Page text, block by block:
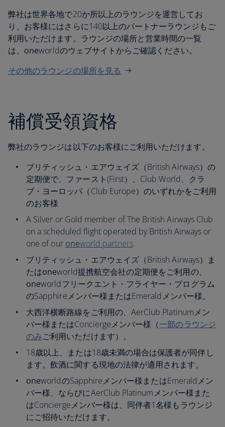
弊社は世界各地で20か所以上のラウンジを運営してお
り、お客様にはさらに140以上のパートナーラウンジもご
利用いただけます。ラウンジの場所と営業時間の一覧
は、 oneworldのウェブサイトからご確認ください。
その他のラウンジの場所を見る
補償受領資格
弊社のラウンジは以下のお客様にご利用いただけます。
ブリティッシュ・エアウェイズ（British Airways）の
定期便で、ファースト(First）、Club World、クラ
ブ・ヨーロッパ（Club Europe）のいずれかをご利用
のお客様
A Silver or Gold member of The British Airways Club
on a scheduled flight operated by British Airways or
one of our oneworld partners.
ブリティッシュ・エアウェイズ（British Airways）ま
たはoneworld提携航空会社の定期便をご利用の、
oneworldフリークエント・フライヤー・プログラム
のSapphireメンバー様またはEmeraldメンバー様。
大西洋横断路線をご利用の、AerClub Platinumメン
バー様またはConciergeメンバー様（一部のラウンジ
のみご利用いただけます）。
18歳以上、または18歳未満の場合は保護者が同伴し
ます。飲酒に関する現地の法律が適用されます。
oneworldのSapphireメンバー様またはEmeraldメン
バー様、ならびにAerClub Platinumメンバー様また
はConciergeメンバー様は、同伴者1名様もラウンジ
にご招待いただけます。